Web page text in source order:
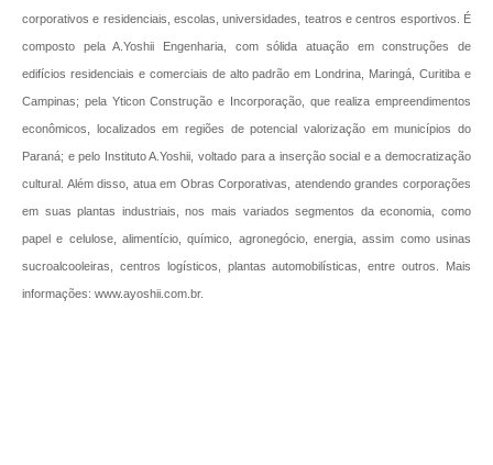
corporativos e residenciais, escolas, universidades, teatros e centros esportivos. É
composto pela A.Yoshii Engenharia, com sólida atuação em construções de
edifícios residenciais e comerciais de alto padrão em Londrina, Maringá, Curitiba e
Campinas; pela Yticon Construção e Incorporação, que realiza empreendimentos
econômicos, localizados em regiões de potencial valorização em municípios do
Paraná; e pelo Instituto A.Yoshii, voltado para a inserção social e a democratização
cultural. Além disso, atua em Obras Corporativas, atendendo grandes corporações
em suas plantas industriais, nos mais variados segmentos da economia, como
papel e celulose, alimentício, químico, agronegócio, energia, assim como usinas
sucroalcooleiras, centros logísticos, plantas automobilísticas, entre outros. Mais
informações: www.ayoshii.com.br.